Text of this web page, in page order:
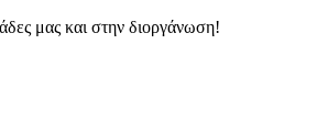
μας και στην διοργάνωση!